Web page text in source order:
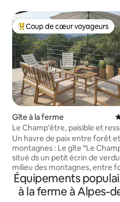
Coups de cœur voyageurs les
Coup de cœur voyageurs
Gîte à la ferme
Le Champ'être, paisible et
Un havre de paix entre forêt et
montagnes : Le gîte “Le
situé ds un petit écrin de
milieu des montagnes, entre
champs. À seulement 10
voiture du centre-ville de Gap
toutes ses commodités, vous
Équipements
à la ferme à Alpes-